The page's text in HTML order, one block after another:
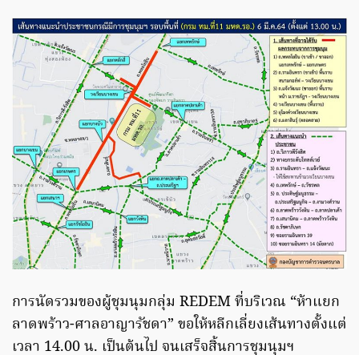
การนัดรวมของผู้ชุมนุมกลุ่ม REDEM ที่บริเวณ “ห้าแยก
ลาดพร้าว-ศาลอาญารัชดา” ขอให้หลีกเลี่ยงเส้นทางตั้งแต่
เวลา 14.00 น. เป็นต้นไป จนเสร็จสิ้นการชุมนุมฯ